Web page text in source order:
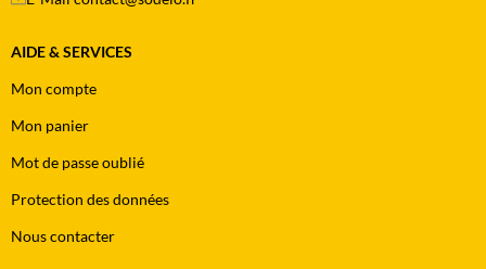
AIDE & SERVICES
Mon compte
Mon panier
Mot de passe oublié
Protection des données
Nous contacter